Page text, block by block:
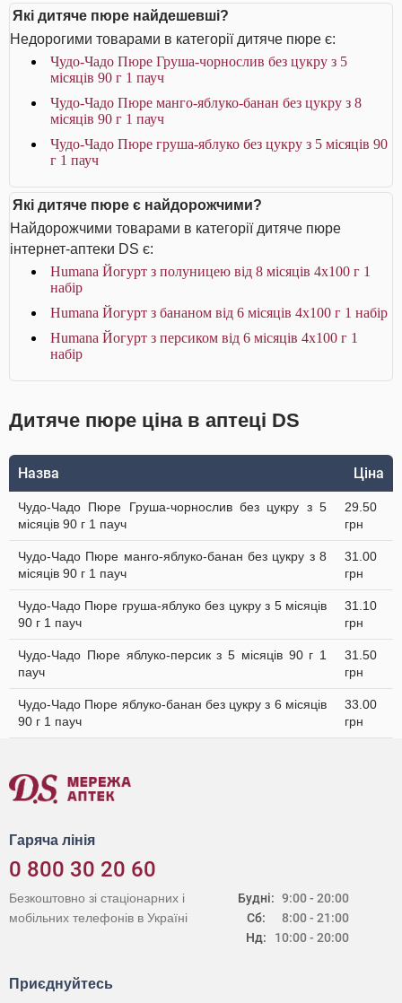
Які дитяче пюре найдешевші?
Недорогими товарами в категорії дитяче пюре є:
Чудо-Чадо Пюре Груша-чорнослив без цукру з 5
місяців 90 г 1 пауч
Чудо-Чадо Пюре манго-яблуко-банан без цукру з 8
місяців 90 г 1 пауч
Чудо-Чадо Пюре груша-яблуко без цукру з 5 місяців 90
г 1 пауч
Які дитяче пюре є найдорожчими?
Найдорожчими товарами в категорії дитяче пюре
інтернет-аптеки DS є:
Humana Йогурт з полуницею від 8 місяців 4х100 г 1
набір
Humana Йогурт з бананом від 6 місяців 4х100 г 1 набір
Humana Йогурт з персиком від 6 місяців 4х100 г 1
набір
Дитяче пюре ціна в аптеці DS
Назва Ціна
Чудо-Чадо Пюре Груша-чорнослив без цукру з 5
місяців 90 г 1 пауч
29.50
грн
Чудо-Чадо Пюре манго-яблуко-банан без цукру з 8
місяців 90 г 1 пауч
31.00
грн
Чудо-Чадо Пюре груша-яблуко без цукру з 5 місяців
90 г 1 пауч
31.10
грн
Чудо-Чадо Пюре яблуко-персик з 5 місяців 90 г 1
пауч
31.50
грн
Чудо-Чадо Пюре яблуко-банан без цукру з 6 місяців
90 г 1 пауч
33.00
грн
Гаряча лінія
0 800 30 20 60
Будні:
Сб:
Нд:
9:00 - 20:00
8:00 - 21:00
10:00 - 20:00
Безкоштовно зі стаціонарних і
мобільних телефонів в Україні
Приєднуйтесь